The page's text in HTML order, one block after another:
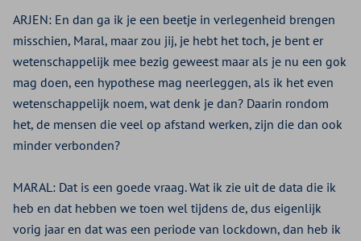
ARJEN: En dan ga ik je een beetje in verlegenheid brengen
misschien, Maral, maar zou jij, je hebt het toch, je bent er
wetenschappelijk mee bezig geweest maar als je nu een gok
mag doen, een hypothese mag neerleggen, als ik het even
wetenschappelijk noem, wat denk je dan? Daarin rondom
het, de mensen die veel op afstand werken, zijn die dan ook
minder verbonden?
MARAL: Dat is een goede vraag. Wat ik zie uit de data die ik
heb en dat hebben we toen wel tijdens de, dus eigenlijk
vorig jaar en dat was een periode van lockdown, dan heb ik